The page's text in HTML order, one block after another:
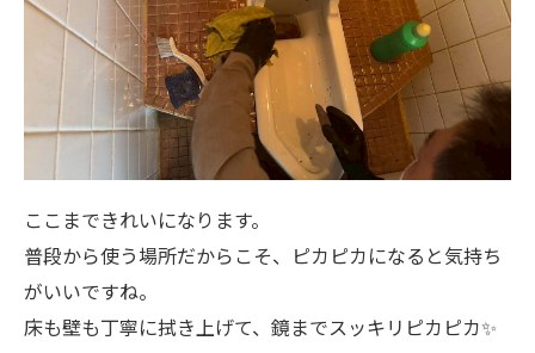
ここまできれいになります。
普段から使う場所だからこそ、ピカピカになると気持ち
がいいですね。
床も壁も丁寧に拭き上げて、鏡までスッキリピカピカ✨